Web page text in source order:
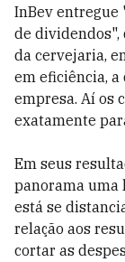
InBev
de dividendos",
da cervejaria,
em eficiência,
empresa. Aí os
exatamente
Em seus
panorama uma
está se
relação aos
cortar as